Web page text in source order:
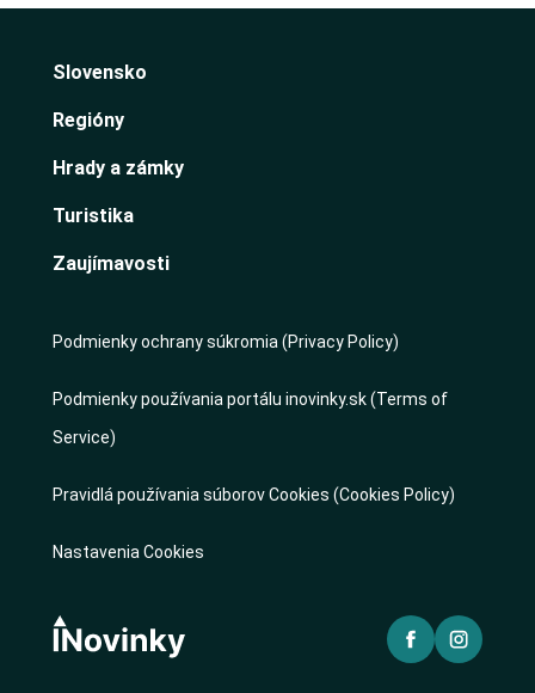
Slovensko
Regióny
Hrady a zámky
Turistika
Zaujímavosti
Podmienky ochrany súkromia (Privacy Policy)
Podmienky používania portálu inovinky.sk (Terms of
Service)
Pravidlá používania súborov Cookies (Cookies Policy)
Nastavenia Cookies